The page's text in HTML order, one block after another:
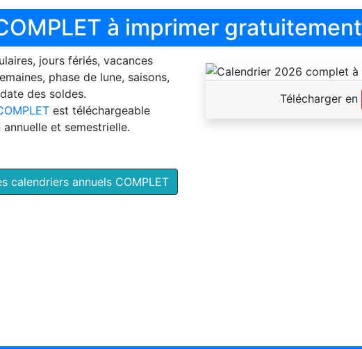
à imprimer gratuitement
jours fériés, vacances
phase de lune, saisons,
des soldes.
est téléchargeable
et semestrielle.
calendriers annuels COMPLET
Télécharger en